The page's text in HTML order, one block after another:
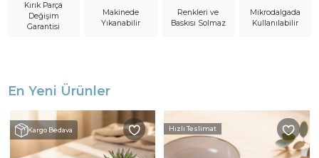
Kırık Parça
Değişim
Garantisi
Makinede
Yıkanabilir
Renkleri ve
Baskısı Solmaz
Mikrodalgada
Kullanılabilir
En Yeni Ürünler
Kargo Bedava Hızlı Teslimat